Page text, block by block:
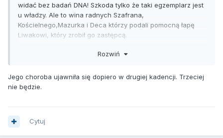
widać bez badań DNA! Szkoda tylko że taki egzemplarz jest
u władzy. Ale to wina radnych Szafrana,
Kościelnego,Mazurka i Deca którzy podali pomocną łapę
Liwakowi, który zrobił go zastępcą.
Rozwiń
Jego choroba ujawniła się dopiero w drugiej kadencji. Trzeciej
nie będzie.
Cytuj